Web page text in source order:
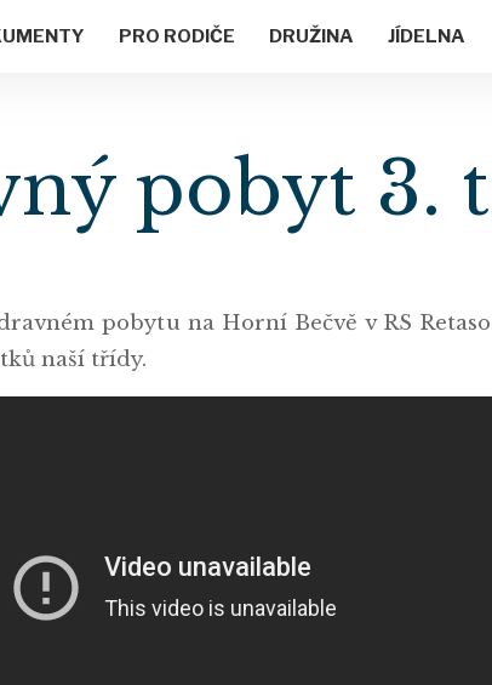
PRO RODIČE DRUŽINA JÍDELNA
pobyt 3.
pobytu na Horní Bečvě v RS
naší třídy.